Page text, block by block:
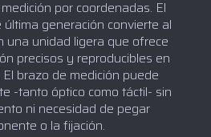
por coordenadas. El
generación convierte al
una unidad ligera que ofrece
precisos y reproducibles en
brazo de medición puede
-tanto óptico como táctil- sin
ni necesidad de pegar
o la fijación.